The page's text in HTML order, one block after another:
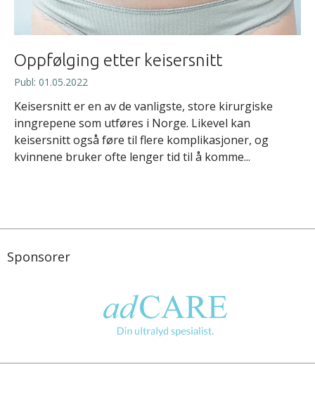
Oppfølging etter keisersnitt
Publ: 01.05.2022
Keisersnitt er en av de vanligste, store kirurgiske
inngrepene som utføres i Norge. Likevel kan
keisersnitt også føre til flere komplikasjoner, og
kvinnene bruker ofte lenger tid til å komme...
Sponsorer